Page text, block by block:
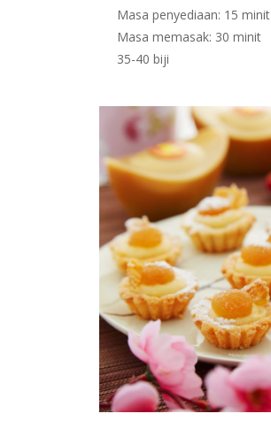
Masa penyediaan: 15 minit
Masa memasak: 30 minit
35-40 biji